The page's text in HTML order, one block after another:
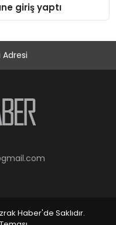
giriş yaptı
Haber'de Saklıdır.